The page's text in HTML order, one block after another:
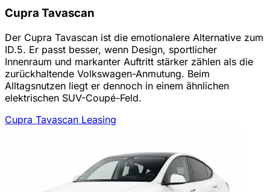
Cupra Tavascan
Der Cupra Tavascan ist die emotionalere Alternative zum
ID.5. Er passt besser, wenn Design, sportlicher
Innenraum und markanter Auftritt stärker zählen als die
zurückhaltende Volkswagen-Anmutung. Beim
Alltagsnutzen liegt er dennoch in einem ähnlichen
elektrischen SUV-Coupé-Feld.
Cupra Tavascan Leasing